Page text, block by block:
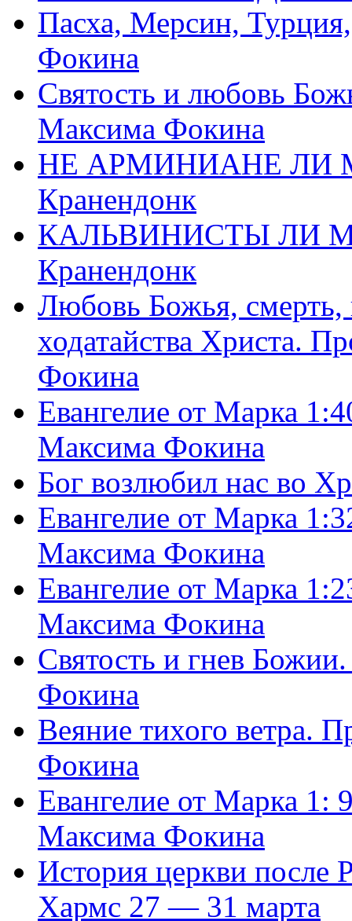
Пасха, Мерсин,
Фокина
Святость и любовь
Максима Фокина
НЕ АРМИНИАНЕ ЛИ
Кранендонк
КАЛЬВИНИСТЫ ЛИ
Кранендонк
Любовь Божья, смерть,
ходатайства Христа.
Фокина
Евангелие от Марка
Максима Фокина
Бог возлюбил нас во
Евангелие от Марка
Максима Фокина
Евангелие от Марка
Максима Фокина
Святость и гнев
Фокина
Веяние тихого ветра.
Фокина
Евангелие от Марка 1:
Максима Фокина
История церкви
Хармс 27 — 31 марта